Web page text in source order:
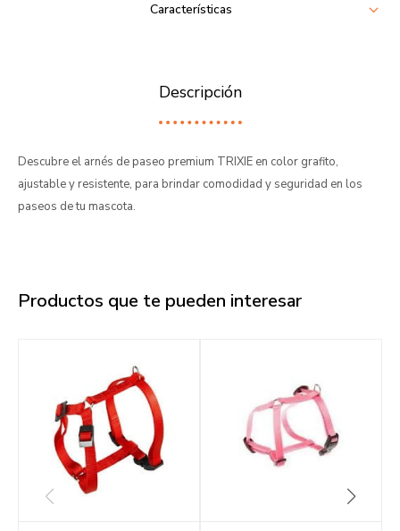
Características
Descripción
Descubre el arnés de paseo premium TRIXIE en color grafito,
ajustable y resistente, para brindar comodidad y seguridad en los
paseos de tu mascota.
Productos que te pueden interesar